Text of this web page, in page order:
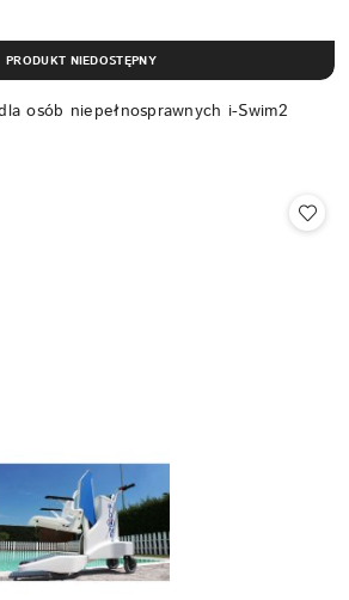
osób niepełnosprawnych i-Swim2
PRODUKT NIEDOSTĘPNY